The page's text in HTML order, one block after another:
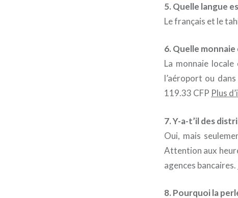
5. Quelle langue
Le français et le
6. Quelle
La monnaie
l’aéroport ou
119.33 CFP Plus
7. Y-a-t’il des
Oui, mais
Attention aux
agences bancaires.
8. Pourquoi la